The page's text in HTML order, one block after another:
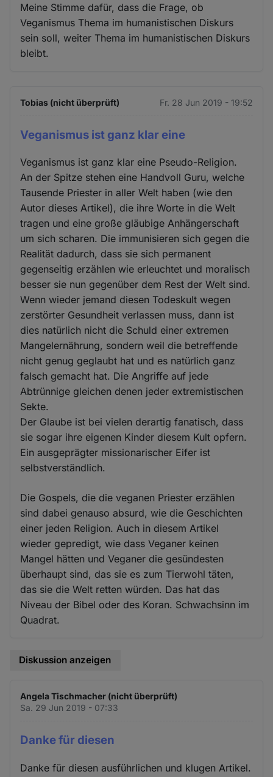
Meine Stimme dafür, dass die Frage, ob
Veganismus Thema im humanistischen Diskurs
sein soll, weiter Thema im humanistischen Diskurs
bleibt.
Tobias (nicht überprüft) Fr. 28 Jun 2019 - 19:52
Veganismus ist ganz klar eine
Veganismus ist ganz klar eine Pseudo-Religion.
An der Spitze stehen eine Handvoll Guru, welche
Tausende Priester in aller Welt haben (wie den
Autor dieses Artikel), die ihre Worte in die Welt
tragen und eine große gläubige Anhängerschaft
um sich scharen. Die immunisieren sich gegen die
Realität dadurch, dass sie sich permanent
gegenseitig erzählen wie erleuchtet und moralisch
besser sie nun gegenüber dem Rest der Welt sind.
Wenn wieder jemand diesen Todeskult wegen
zerstörter Gesundheit verlassen muss, dann ist
dies natürlich nicht die Schuld einer extremen
Mangelernährung, sondern weil die betreffende
nicht genug geglaubt hat und es natürlich ganz
falsch gemacht hat. Die Angriffe auf jede
Abtrünnige gleichen denen jeder extremistischen
Sekte.
Der Glaube ist bei vielen derartig fanatisch, dass
sie sogar ihre eigenen Kinder diesem Kult opfern.
Ein ausgeprägter missionarischer Eifer ist
selbstverständlich.
Die Gospels, die die veganen Priester erzählen
sind dabei genauso absurd, wie die Geschichten
einer jeden Religion. Auch in diesem Artikel
wieder gepredigt, wie dass Veganer keinen
Mangel hätten und Veganer die gesündesten
überhaupt sind, das sie es zum Tierwohl täten,
das sie die Welt retten würden. Das hat das
Niveau der Bibel oder des Koran. Schwachsinn im
Quadrat.
Diskussion anzeigen
Angela Tischmacher (nicht überprüft)
Sa. 29 Jun 2019 - 07:33
Danke für diesen
Danke für diesen ausführlichen und klugen Artikel.